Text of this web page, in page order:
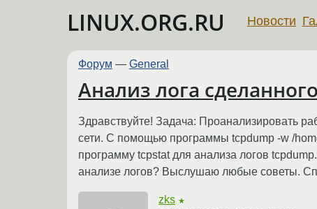
LINUX.ORG.RU Новости
Форум — General
Анализ лога
Здравствуйте! Задача: Проанализировать
сети. С помощью программы tcpdump -w /
программу tcpstat для анализа логов
анализе логов? Выслушаю любые советы.
zks ★